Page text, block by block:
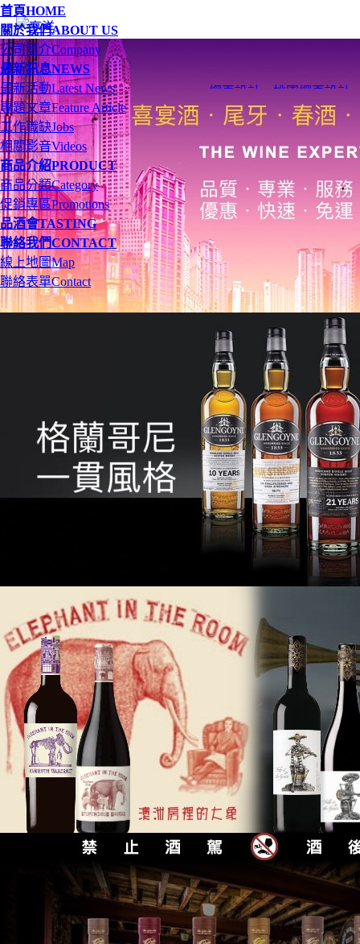
首頁HOME
關於我們ABOUT US
公司簡介Company
最新訊息NEWS
最新活動Latest News
專題文章Feature Article
工作職缺Jobs
相關影音Videos
商品介紹PRODUCT
商品分類Category
促銷專區Promotions
品酒會TASTING
聯絡我們CONTACT
線上地圖Map
聯絡表單Contact
網頁設計 桃園網頁設計